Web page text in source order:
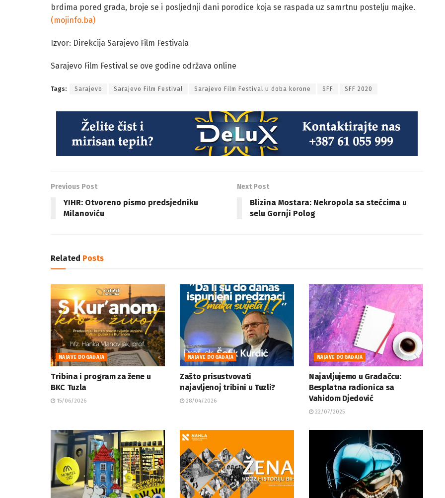
brdima pored grada, broje se i posljednji dani porodice koja se raspada uz samrtnu postelju majke.
(mojinfo.ba)
Izvor: Direkcija Sarajevo Film Festivala
Sarajevo Film Festival se ove godine održava online
Tags: Sarajevo Sarajevo Film Festival Sarajevo Film Festival u doba korone SFF SFF 2020
Previous Post
YIHR: Otvoreno pismo predsjedniku
Milanoviću
Next Post
Blizina Mostara: Nekropola sa stećcima u
selu Gornji Polog
Related Posts
NAJAVE DOGAĐAJA
Tribina i program za žene u
BKC Tuzla
15/06/2026
NAJAVE DOGAĐAJA
Zašto prisustvovati
najavljenoj tribini u Tuzli?
28/04/2026
NAJAVE DOGAĐAJA
Najavljujemo u Gradačcu:
Besplatna radionica sa
Vahidom Djedović
22/07/2025